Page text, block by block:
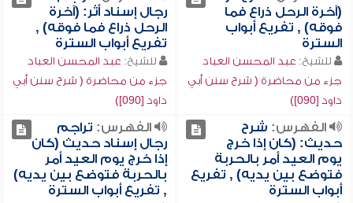
(آخرة الرحل ذراع فما
فوقه) , تفريع أبواب
السترة
للشيخ: عبد المحسن العباد
جزء من محاضرة ( شرح سنن أبي
داود [090])
رجال إسناد أثر: (آخرة
الرحل ذراع فما فوقه) ,
تفريع أبواب السترة
للشيخ: عبد المحسن العباد
جزء من محاضرة ( شرح سنن أبي
داود [090])
الفهرس: شرح
حديث: (كان إذا خرج
يوم العيد أمر بالحربة
فتوضع بين يديه) , تفريع
أبواب السترة
الفهرس: تراجم
رجال إسناد حديث (كان
إذا خرج يوم العيد أمر
بالحربة فتوضع بين يديه)
, تفريع أبواب السترة